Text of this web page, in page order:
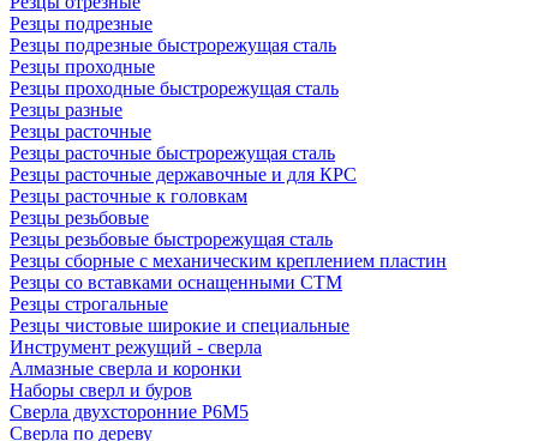
Резцы подрезные
Резцы подрезные быстрорежущая сталь
Резцы проходные
Резцы проходные быстрорежущая сталь
Резцы разные
Резцы расточные
Резцы расточные быстрорежущая сталь
Резцы расточные державочные и для КРС
Резцы расточные к головкам
Резцы резьбовые
Резцы резьбовые быстрорежущая сталь
Резцы сборные с механическим креплением пластин
Резцы со вставками оснащенными СТМ
Резцы строгальные
Резцы чистовые широкие и специальные
Инструмент режущий - сверла
Алмазные сверла и коронки
Наборы сверл и буров
Сверла двухсторонние Р6М5
Сверла по дереву